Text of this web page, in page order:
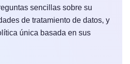
sencillas sobre su
de tratamiento de datos, y
única basada en sus